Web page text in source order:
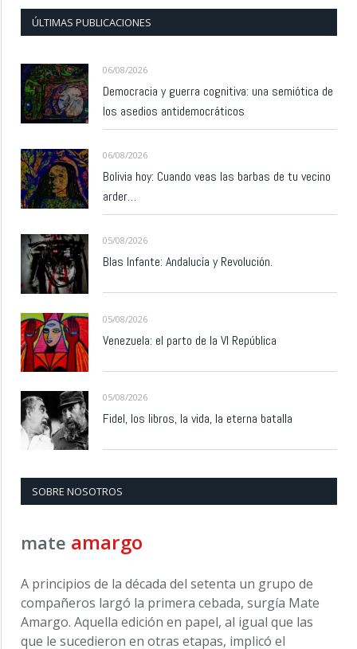
ÚLTIMAS PUBLICACIONES
06/08/2026
Democracia y guerra cognitiva: una semiótica de
los asedios antidemocráticos
06/08/2026
Bolivia hoy: Cuando veas las barbas de tu vecino
arder…
05/08/2026
Blas Infante: Andalucía y Revolución.
05/08/2026
Venezuela: el parto de la VI República
05/08/2026
Fidel, los libros, la vida, la eterna batalla
SOBRE NOSOTROS
mate amargo
A principios de la década del setenta un grupo de
compañeros largó la primera cebada, surgía Mate
Amargo. Aquella edición en papel, al igual que las
que le sucedieron en otras etapas, implicó el